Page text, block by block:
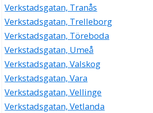
Måleritekniska Byrån i Svealand AB
Sten Ronny Granqvist
018-127970
Verkstadsgatan 8 1tr, 75323 Uppsala
JS Budcenter HB
018-240020
Verkstadsgatan 8 Bv, 75323 Uppsala
Maicon AB
Monica Karina Olsson
Verkstadsgatan, Tranås
Verkstadsgatan, Trelleborg
Verkstadsgatan, Töreboda
Verkstadsgatan, Umeå
Verkstadsgatan, Valskog
Verkstadsgatan, Vara
Verkstadsgatan, Vellinge
Verkstadsgatan, Vetlanda